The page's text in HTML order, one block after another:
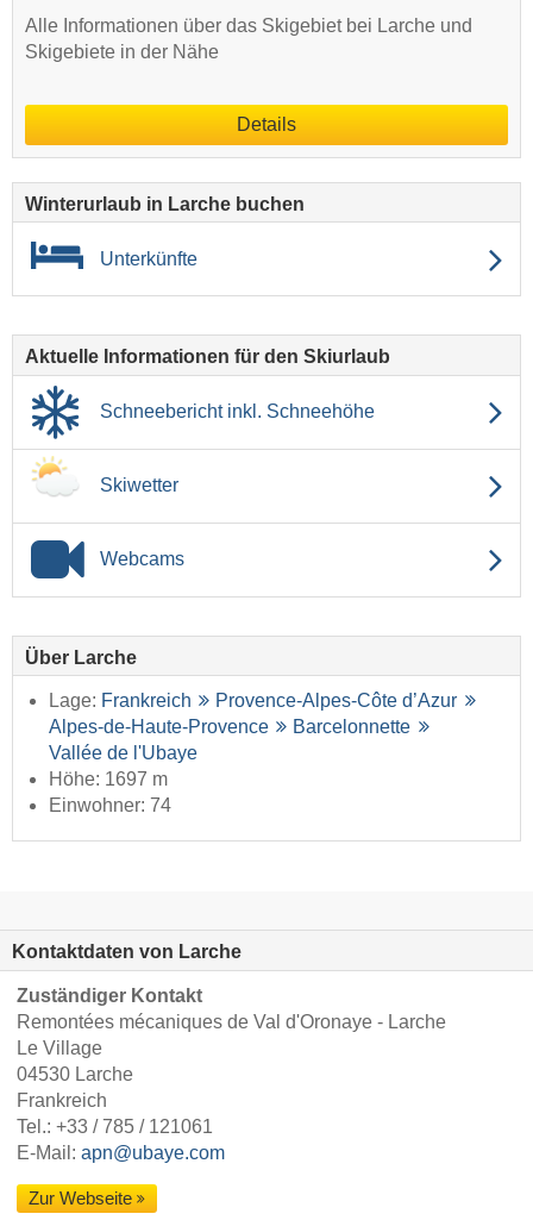
Alle Informationen über das Skigebiet bei Larche und
Skigebiete in der Nähe
Details
Winterurlaub in Larche buchen
Unterkünfte
Aktuelle Informationen für den Skiurlaub
Schneebericht inkl. Schneehöhe
Skiwetter
Webcams
Über Larche
Lage: Frankreich
Provence-Alpes-Côte d’Azur
Alpes-de-Haute-Provence
Barcelonnette
Vallée de l'Ubaye
Höhe: 1697 m
Einwohner: 74
Kontaktdaten von Larche
Zuständiger Kontakt
Remontées mécaniques de Val d'Oronaye - Larche
Le Village
04530 Larche
Frankreich
Tel.: +33 / 785 / 121061
E-Mail: apn@ubaye.com
Zur Webseite